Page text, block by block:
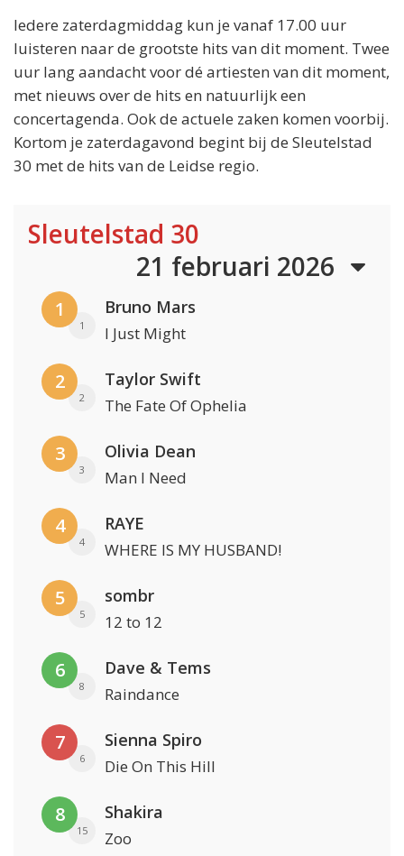
Iedere zaterdagmiddag kun je vanaf 17.00 uur
luisteren naar de grootste hits van dit moment. Twee
uur lang aandacht voor dé artiesten van dit moment,
met nieuws over de hits en natuurlijk een
concertagenda. Ook de actuele zaken komen voorbij.
Kortom je zaterdagavond begint bij de Sleutelstad
30 met de hits van de Leidse regio.
Sleutelstad 30
21 februari 2026
1
1
Bruno Mars
I Just Might
2
2
Taylor Swift
The Fate Of Ophelia
3
3
Olivia Dean
Man I Need
4
4
RAYE
WHERE IS MY HUSBAND!
5
5
sombr
12 to 12
6
8
Dave & Tems
Raindance
7
6
Sienna Spiro
Die On This Hill
8
15
Shakira
Zoo